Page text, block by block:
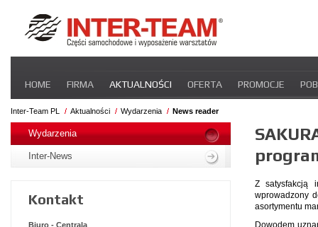
nawigacje
HOME FIRMA AKTUALNOŚCI OFERTA PROMOCJE
STREFA DLA PRZEWOŹNIKA CERTYFIKATY
Inter-Team PL Aktualności Wydarzenia News reader
Z satysfakcją
wprowadzony
asortymentu
Dowodem
Pomiń
nawigacje
Wydarzenia
Inter-News
Kontakt
Biuro - Centrala